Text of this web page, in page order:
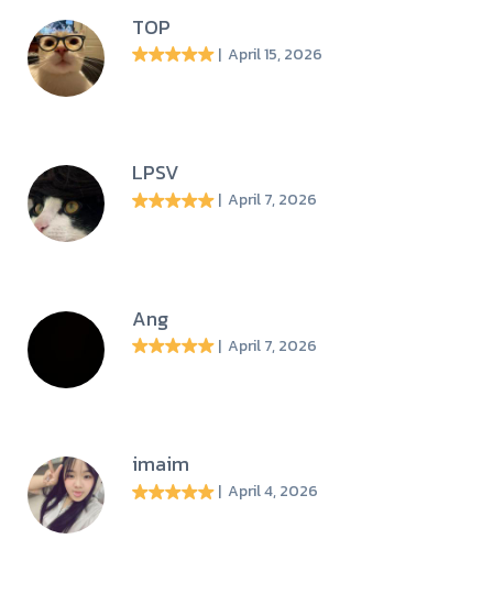
TOP
| April 15, 2026
LPSV
| April 7, 2026
Ang
| April 7, 2026
imaim
| April 4, 2026